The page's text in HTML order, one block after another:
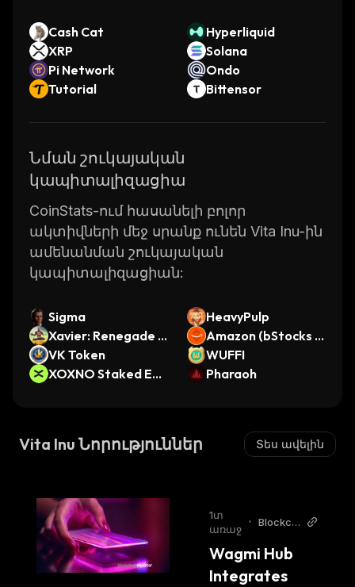
Cash Cat
Hyperliquid
XRP
Solana
Pi Network
Ondo
Tutorial
Bittensor
Նման շուկայական
կապիտալիզացիա
CoinStats-ում հասանելի բոլոր
ակտիվների մեջ սրանք ունեն Vita Inu-ին
ամենանման շուկայական
կապիտալիզացիան:
Sigma
HeavyPulp
Xavier: Renegade A
ngel
Amazon (bStocks T
okenized Stock)
VK Token
WUFFI
XOXNO Staked EG
Pharaoh
Vita Inu Նորություններ Տես ավելին
1տ
առաջ
• Blockch
rter
Wagmi Hub
Integrates